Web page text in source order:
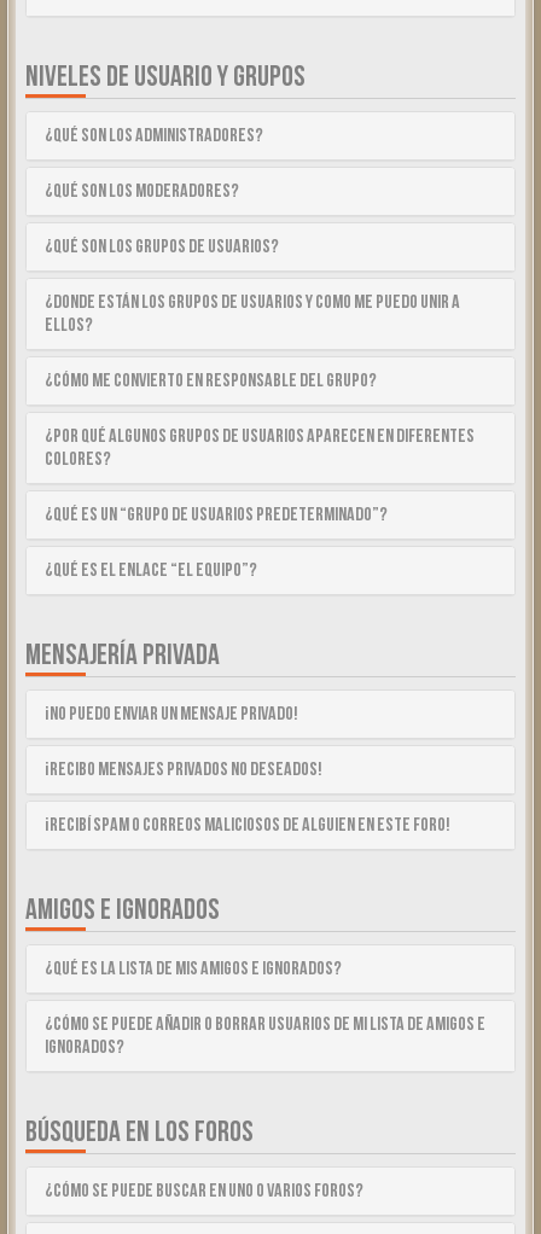
NIVELES DE USUARIO Y GRUPOS
¿Qué son los Administradores?
¿Qué son los Moderadores?
¿Qué son los Grupos de Usuarios?
¿Donde están los Grupos de Usuarios y como me puedo unir a
ellos?
¿Cómo me convierto en Responsable del Grupo?
¿Por qué algunos Grupos de Usuarios aparecen en diferentes
colores?
¿Qué es un “Grupo de Usuarios predeterminado”?
¿Qué es el enlace “El equipo”?
MENSAJERÍA PRIVADA
¡No puedo enviar un mensaje privado!
¡Recibo mensajes privados no deseados!
¡Recibí spam o correos maliciosos de alguien en este foro!
AMIGOS E IGNORADOS
¿Qué es la lista de Mis Amigos e Ignorados?
¿Cómo se puede añadir o borrar usuarios de mi lista de Amigos e
Ignorados?
BÚSQUEDA EN LOS FOROS
¿Cómo se puede buscar en uno o varios foros?